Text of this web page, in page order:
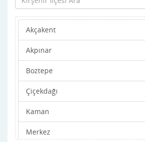
Akçakent
Akpınar
Boztepe
Çiçekdağı
Kaman
Merkez